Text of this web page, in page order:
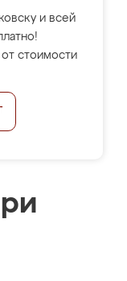
и всей
стоимости